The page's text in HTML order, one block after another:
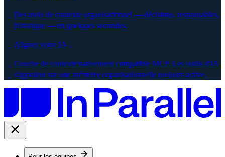
Des mois de contexte organisationnel — décisions, responsables,
historique — en quelques secondes.
Aligner votre IA
Couche de contexte nativement compatible MCP. Les outils d'IA
s'appuient sur une mémoire organisationnelle toujours active.